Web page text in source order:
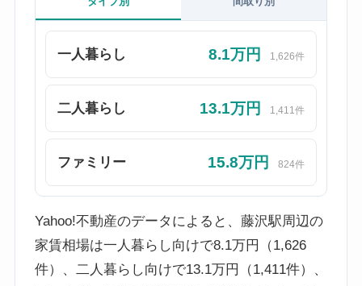
一人暮らし 8.1万円 1,626件
二人暮らし 13.1万円 1,411件
ファミリー 15.8万円 824件
Yahoo!不動産のデータによると、藤沢駅周辺の
家賃相場は一人暮らし向けで8.1万円（1,626
件）、二人暮らし向けで13.1万円（1,411件）、